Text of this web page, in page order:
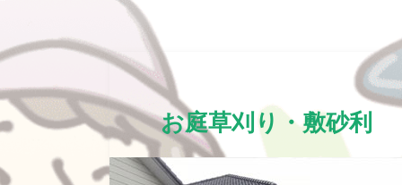
お庭草刈り・敷砂利